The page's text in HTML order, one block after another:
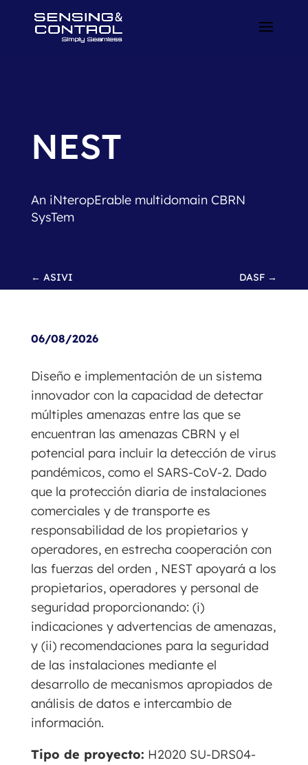
NEST
An iNteropErable multidomain CBRN
SysTem
← ASIVI DASF →
06/08/2026
Diseño e implementación de un sistema
innovador con la capacidad de detectar
múltiples amenazas entre las que se
encuentran las amenazas CBRN y el
potencial para incluir la detección de virus
pandémicos, como el SARS-CoV-2. Dado
que la protección diaria de instalaciones
comerciales y de transporte es
responsabilidad de los propietarios y
operadores, en estrecha cooperación con
las fuerzas del orden , NEST apoyará a los
propietarios, operadores y personal de
seguridad proporcionando: (i)
indicaciones y advertencias de amenazas,
y (ii) recomendaciones para la seguridad
de las instalaciones mediante el
desarrollo de mecanismos apropiados de
análisis de datos e intercambio de
información.
Tipo de proyecto: H2020 SU-DRS04-